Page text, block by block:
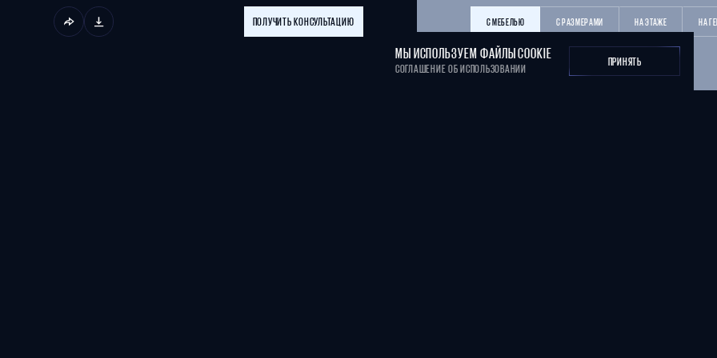
ПОЛУЧИТЬ КОНСУЛЬТАЦИЮ С МЕБЕЛЬЮ С РАЗМЕРАМИ НА ЭТАЖЕ НА
МЫ ИСПОЛЬЗУЕМ ФАЙЛЫ COOKIE
СОГЛАШЕНИЕ ОБ ИСПОЛЬЗОВАНИИ
ПРИНЯТЬ